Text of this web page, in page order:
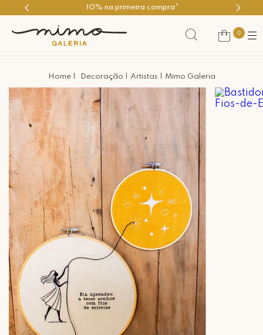
10% na primeira compra*
0
Decoração Artistas Mimo Galeria